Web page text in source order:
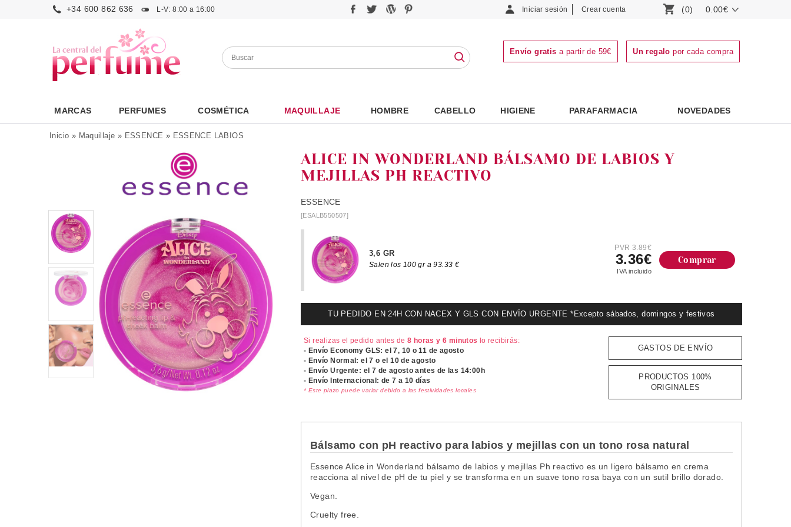
+34 600 862 636 L-V: 8:00 a 16:00 Iniciar sesión Crear cuenta (0) 0.00€
Envío gratis a partir de 59€ Un regalo por cada compra
MARCAS PERFUMES COSMÉTICA MAQUILLAJE HOMBRE CABELLO HIGIENE PARAFARMACIA NOVEDADES
Inicio » Maquillaje » ESSENCE » ESSENCE LABIOS
ALICE IN WONDERLAND BÁLSAMO DE LABIOS Y
MEJILLAS PH REACTIVO
ESSENCE
[ESALB550507]
3,6 GR
Salen los 100 gr a 93.33 €
PVR 3.89€
3.36€
IVA incluido
Comprar
TU PEDIDO EN 24H CON NACEX Y GLS CON ENVÍO URGENTE *Excepto sábados, domingos y festivos
Si realizas el pedido antes de8 horas y 6 minutos lo recibirás:
- Envío Economy GLS: el7, 10 o 11 de agosto
- Envío Normal: el7 o el 10 de agosto
- Envío Urgente: el 7 de agosto antes de las 14:00h
- Envío Internacional: de 7 a 10 días
* Este plazo puede variar debido a las festividades locales
GASTOS DE ENVÍO
PRODUCTOS 100%
ORIGINALES
Bálsamo con pH reactivo para labios y mejillas con un tono rosa natural
Essence Alice in Wonderland bálsamo de labios y mejillas Ph reactivo es un ligero bálsamo en crema
reacciona al nivel de pH de tu piel y se transforma en un suave tono rosa baya con un sutil brillo dorado.
Vegan.
Cruelty free.